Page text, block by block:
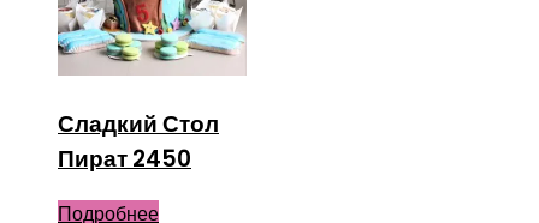
Сладкий Стол
Пират 2450
Подробнее